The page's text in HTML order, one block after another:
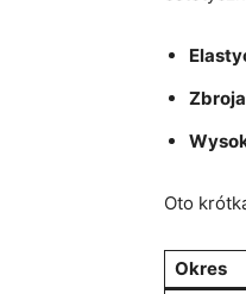
Oto
Okres